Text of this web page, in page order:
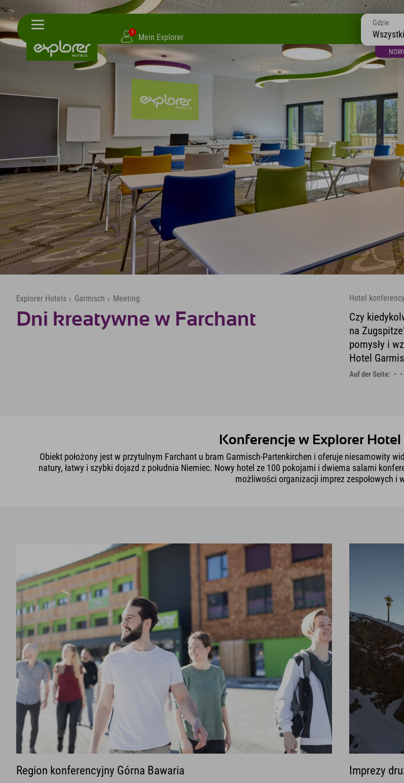
1
Mein Explorer
Gdzie
Explorer Hotels › Garmisch › Meeting
Dni kreatywne w Farchant
Hotel
Czy
na
pomysły i
Hotel
Auf der Seite:
Konferencje w Explorer Hotel
Obiekt położony jest w przytulnym Farchant u bram Garmisch-Partenkirchen i oferuje niesamowity
natury, łatwy i szybki dojazd z południa Niemiec. Nowy hotel ze 100 pokojami i dwiema salami
możliwości organizacji imprez zespołowych i
Region konferencyjny Górna Bawaria Imprezy